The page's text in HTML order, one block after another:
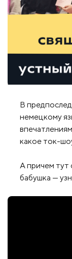
В
немецкому
какое ток-
А причем тут
бабушка —